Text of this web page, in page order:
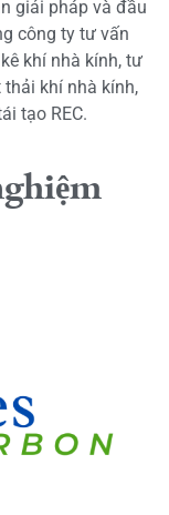
giải pháp và đầu
công ty tư vấn
khí nhà kính, tư
khí nhà kính,
tạo REC.